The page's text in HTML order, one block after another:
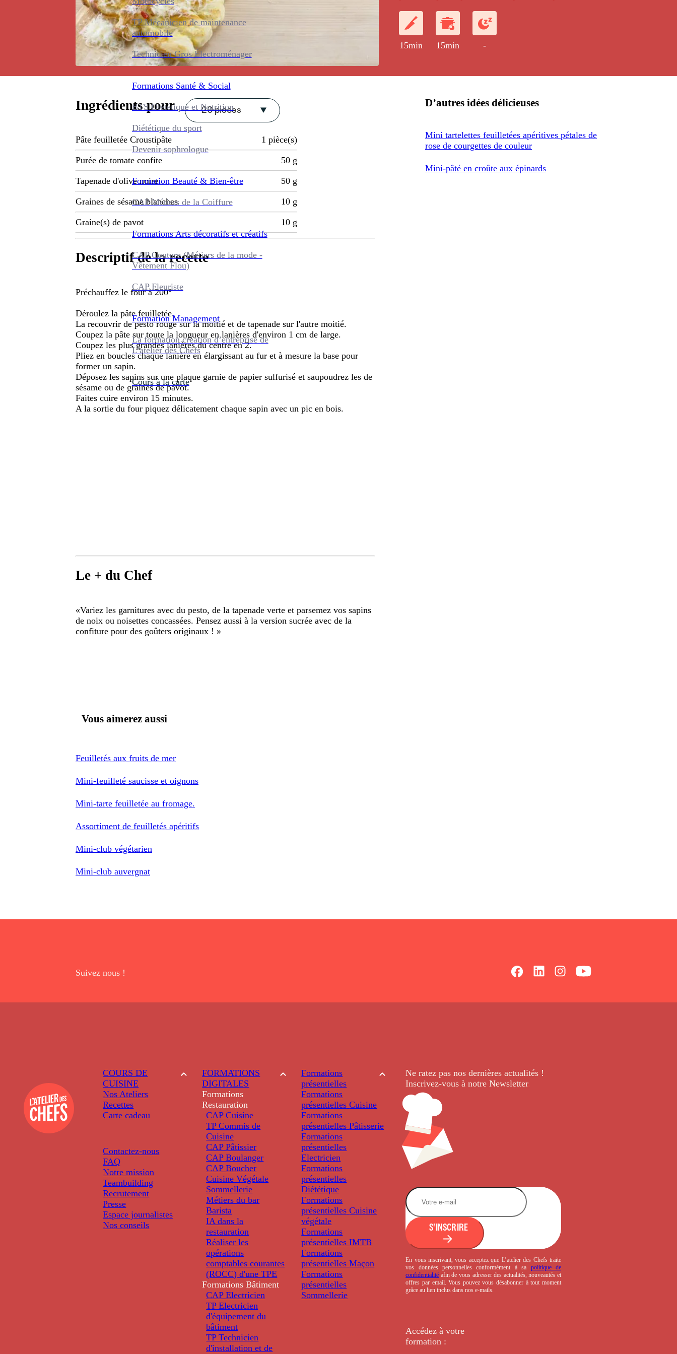
TP Mécanicien de maintenance
automobile
Technicien Gros Électroménager
Formations Santé & Social
BTS Diététique et Nutrition
Diététique du sport
Devenir sophrologue
Formation Beauté & Bien-être
CAP Métiers de la Coiffure
Formations Arts décoratifs et créatifs
CAP Couture (Métiers de la mode -
Vêtement Flou)
CAP Fleuriste
Formation Management
La formation création d’entreprise de
L’atelier des Chefs
Cours à la carte
15min 15min -
Ingrédients pour 20 pièces
Pâte feuilletée Croustipâte 1 pièce(s)
Purée de tomate confite 50 g
Tapenade d'olive noire 50 g
Graines de sésame blanches 10 g
Graine(s) de pavot 10 g
Descriptif de la recette
Préchauffez le four à 200°
Déroulez la pâte feuilletée.
La recouvrir de pesto rouge sur la moitié et de tapenade sur l'autre moitié.
Coupez la pâte sur toute la longueur en lanières d'environ 1 cm de large.
Coupez les plus grandes lanières du centre en 2.
Pliez en boucles chaque lanière en élargissant au fur et à mesure la base pour
former un sapin.
Déposez les sapins sur une plaque garnie de papier sulfurisé et saupoudrez les de
sésame ou de graines de pavot.
Faites cuire environ 15 minutes.
A la sortie du four piquez délicatement chaque sapin avec un pic en bois.
Le + du Chef
«Variez les garnitures avec du pesto, de la tapenade verte et parsemez vos sapins
de noix ou noisettes concassées. Pensez aussi à la version sucrée avec de la
confiture pour des goûters originaux ! »
D’autres idées délicieuses
Mini tartelettes feuilletées apéritives pétales de
rose de courgettes de couleur
Mini-pâté en croûte aux épinards
Vous aimerez aussi
Feuilletés aux fruits de mer
Mini-feuilleté saucisse et oignons
Mini-tarte feuilletée au fromage.
Assortiment de feuilletés apéritifs
Mini-club végétarien
Mini-club auvergnat
Suivez nous !
COURS DE
CUISINE
Nos Ateliers
Recettes
Carte cadeau
Contactez-nous
FAQ
Notre mission
Teambuilding
Recrutement
Presse
Espace journalistes
Nos conseils
FORMATIONS
DIGITALES
Formations
Restauration
CAP Cuisine
TP Commis de
Cuisine
CAP Pâtissier
CAP Boulanger
CAP Boucher
Cuisine Végétale
Sommellerie
Métiers du bar
Barista
IA dans la
restauration
Réaliser les
opérations
comptables courantes
(ROCC) d'une TPE
Formations Bâtiment
CAP Electricien
TP Electricien
d'équipement du
bâtiment
TP Technicien
d'installation et de
Formations
présentielles
Formations
présentielles Cuisine
Formations
présentielles Pâtisserie
Formations
présentielles
Electricien
Formations
présentielles
Diététique
Formations
présentielles Cuisine
végétale
Formations
présentielles IMTB
Formations
présentielles Maçon
Formations
présentielles
Sommellerie
Ne ratez pas nos dernièresactualités !
Inscrivez-vous à notre Newsletter.
S'INSCRIRE
En vous inscrivant, vous acceptez que L’atelier des Chefs traite
vos données personnelles conformément à sa politique de
confidentialité afin de vous adresser des actualités, nouveautés et
offres par email. Vous pouvez vous désabonner à tout moment
grâce au lien inclus dans nos e-mails.
Accédez à votre
formation :